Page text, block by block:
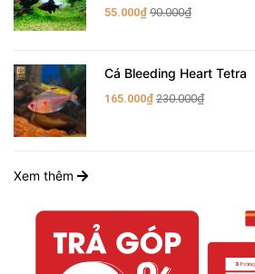
55.000₫ 90.000₫
Cá Bleeding Heart Tetra
165.000₫ 230.000₫
Xem thêm